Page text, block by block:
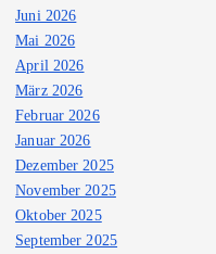
Juni 2026
Mai 2026
April 2026
März 2026
Februar 2026
Januar 2026
Dezember 2025
November 2025
Oktober 2025
September 2025